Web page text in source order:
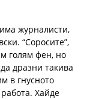
журналисти,
“Соросите”,
голям фен, но
дразни такива
в гнусното
Хайде